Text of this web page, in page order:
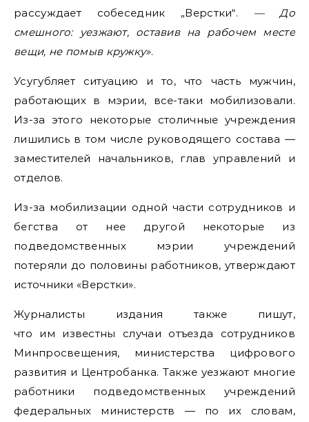
рассуждает собеседник „Верстки“. — До
смешного: уезжают, оставив на рабочем месте
вещи, не помыв кружку».
Усугубляет ситуацию и то, что часть мужчин,
работающих в мэрии, все-таки мобилизовали.
Из-за этого некоторые столичные учреждения
лишились в том числе руководящего состава —
заместителей начальников, глав управлений и
отделов.
Из-за мобилизации одной части сотрудников и
бегства от нее другой некоторые из
подведомственных мэрии учреждений
потеряли до половины работников, утверждают
источники «Верстки».
Журналисты издания также пишут,
что им известны случаи отъезда сотрудников
Минпросвещения, министерства цифрового
развития и Центробанка. Также уезжают многие
работники подведомственных учреждений
федеральных министерств — по их словам,